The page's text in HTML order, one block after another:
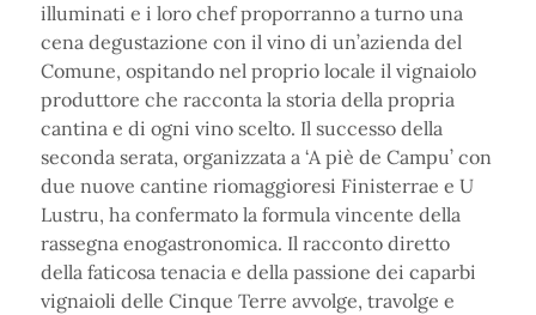
illuminati e i loro chef proporranno a turno una
cena degustazione con il vino di un’azienda del
Comune, ospitando nel proprio locale il vignaiolo
produttore che racconta la storia della propria
cantina e di ogni vino scelto. Il successo della
seconda serata, organizzata a ‘A piè de Campu’ con
due nuove cantine riomaggioresi Finisterrae e U
Lustru, ha confermato la formula vincente della
rassegna enogastronomica. Il racconto diretto
della faticosa tenacia e della passione dei caparbi
vignaioli delle Cinque Terre avvolge, travolge e